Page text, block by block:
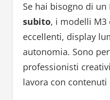
Se hai bisogno di un
subito, i modelli M3
eccellenti, display
autonomia. Sono
professionisti
lavora con